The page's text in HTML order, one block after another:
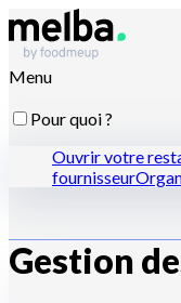
Menu
Pour quoi ?
Ouvrir votre
fournisseur
Pour qui ?
Gestion